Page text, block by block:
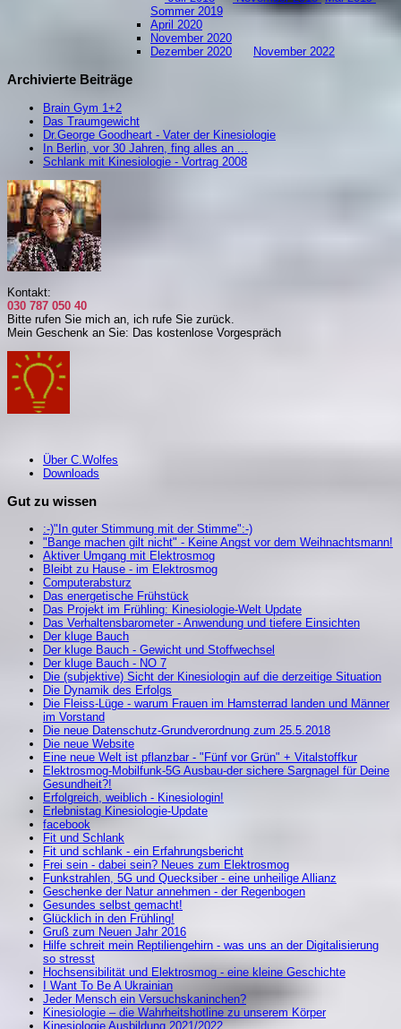
Sommer 2019
April 2020
November 2020
Dezember 2020
November 2022
Archivierte Beiträge
Brain Gym 1+2
Das Traumgewicht
Dr.George Goodheart - Vater der Kinesiologie
In Berlin, vor 30 Jahren, fing alles an ...
Schlank mit Kinesiologie - Vortrag 2008
Kontakt:
030 787 050 40
Bitte rufen Sie mich an, ich rufe Sie zurück.
Mein Geschenk an Sie: Das kostenlose Vorgespräch
Über C.Wolfes
Downloads
Gut zu wissen
:-)"In guter Stimmung mit der Stimme":-)
"Bange machen gilt nicht" - Keine Angst vor dem Weihnachtsmann!
Aktiver Umgang mit Elektrosmog
Bleibt zu Hause - im Elektrosmog
Computerabsturz
Das energetische Frühstück
Das Projekt im Frühling: Kinesiologie-Welt Update
Das Verhaltensbarometer - Anwendung und tiefere Einsichten
Der kluge Bauch
Der kluge Bauch - Gewicht und Stoffwechsel
Der kluge Bauch - NO 7
Die (subjektive) Sicht der Kinesiologin auf die derzeitige Situation
Die Dynamik des Erfolgs
Die Fleiss-Lüge - warum Frauen im Hamsterrad landen und Männer
im Vorstand
Die neue Datenschutz-Grundverordnung zum 25.5.2018
Die neue Website
Eine neue Welt ist pflanzbar - "Fünf vor Grün" + Vitalstoffkur
Elektrosmog-Mobilfunk-5G Ausbau-der sichere Sargnagel für Deine
Gesundheit?!
Erfolgreich, weiblich - Kinesiologin!
Erlebnistag Kinesiologie-Update
facebook
Fit und Schlank
Fit und schlank - ein Erfahrungsbericht
Frei sein - dabei sein? Neues zum Elektrosmog
Funkstrahlen, 5G und Quecksiber - eine unheilige Allianz
Geschenke der Natur annehmen - der Regenbogen
Gesundes selbst gemacht!
Glücklich in den Frühling!
Gruß zum Neuen Jahr 2016
Hilfe schreit mein Reptiliengehirn - was uns an der Digitalisierung
so stresst
Hochsensibilität und Elektrosmog - eine kleine Geschichte
I Want To Be A Ukrainian
Jeder Mensch ein Versuchskaninchen?
Kinesiologie – die Wahrheitshotline zu unserem Körper
Kinesiologie Ausbildung 2021/2022